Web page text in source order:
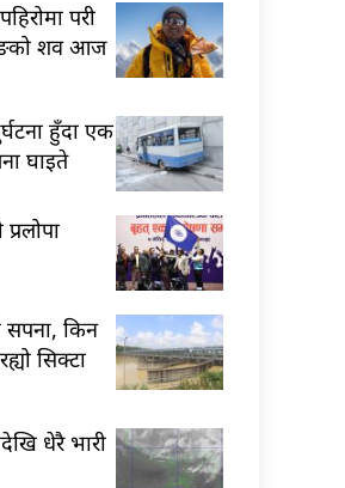
परी
शव आज
हुँदा एक
घाइते
सपना, किन
सिक्टा
धेरै भारी